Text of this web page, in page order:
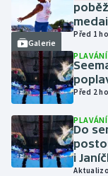
Futsal
Golf
Gymnastika
Házená
Jezdectví
Galerie
Před 1
PLAVÁNÍ
Před 2
PLAVÁNÍ
Do
i